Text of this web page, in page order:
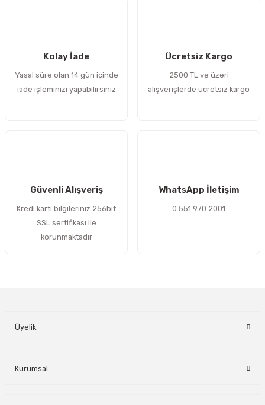
Kolay İade
Yasal süre olan 14 gün içinde
iade işleminizi yapabilirsiniz
Ücretsiz Kargo
2500 TL ve üzeri
alışverişlerde ücretsiz kargo
Güvenli Alışveriş
Kredi kartı bilgileriniz 256bit
SSL sertifikası ile
korunmaktadır
WhatsApp İletişim
0 551 970 2001
Üyelik
Kurumsal